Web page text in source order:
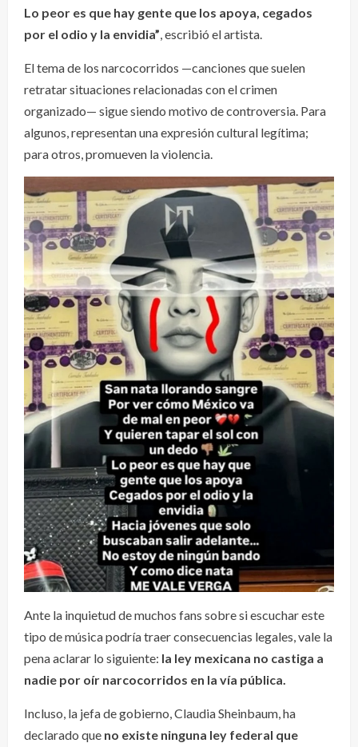
Lo peor es que hay gente que los apoya, cegados
por el odio y la envidia”, escribió el artista.
El tema de los narcocorridos —canciones que suelen
retratar situaciones relacionadas con el crimen
organizado— sigue siendo motivo de controversia. Para
algunos, representan una expresión cultural legítima;
para otros, promueven la violencia.
Ante la inquietud de muchos fans sobre si escuchar este
tipo de música podría traer consecuencias legales, vale la
pena aclarar lo siguiente: la ley mexicana no castiga a
nadie por oír narcocorridos en la vía pública.
Incluso, la jefa de gobierno, Claudia Sheinbaum, ha
declarado que no existe ninguna ley federal que